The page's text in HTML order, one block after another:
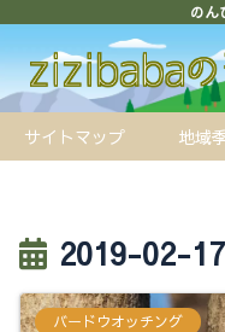
のん
サイトマップ 地域
2019-02-17
バードウオッチング